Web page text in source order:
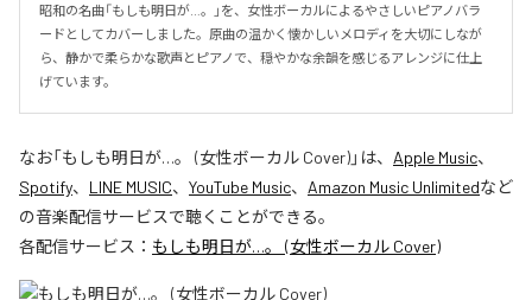
昭和の名曲「もしも明日が…。」を、女性ボーカルによるやさしいピアノバラ
ードとしてカバーしました。原曲の温かく懐かしいメロディを大切にしなが
ら、静かで柔らかな歌声とピアノで、穏やかな余韻を感じるアレンジに仕上
げています。
なお「もしも明日が…。 (女性ボーカル Cover)」は、 Apple Music、
Spotify、 LINE MUSIC、 YouTube Music、 Amazon Music Unlimitedなど
の音楽配信サービスで聴くことができる。
各配信サービス： もしも明日が…。 (女性ボーカル Cover)